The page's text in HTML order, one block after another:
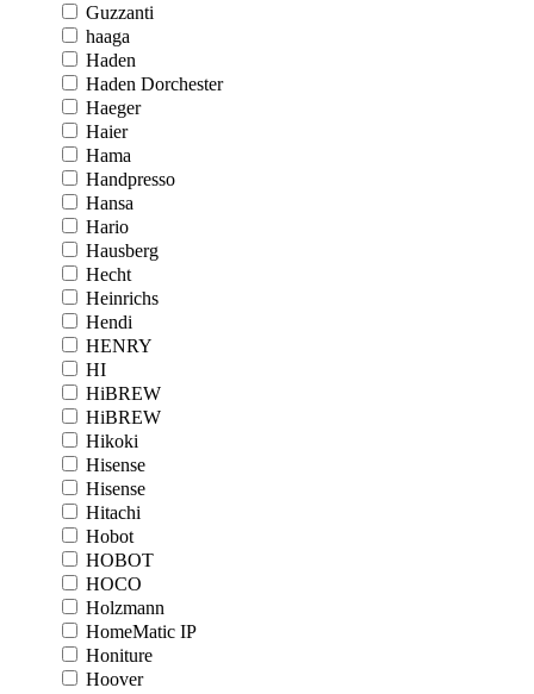
Guzzanti
haaga
Haden
Haden Dorchester
Haeger
Haier
Hama
Handpresso
Hansa
Hario
Hausberg
Hecht
Heinrichs
Hendi
HENRY
HI
HiBREW
HiBREW
Hikoki
Hisense
Hisense
Hitachi
Hobot
HOBOT
HOCO
Holzmann
HomeMatic IP
Honiture
Hoover